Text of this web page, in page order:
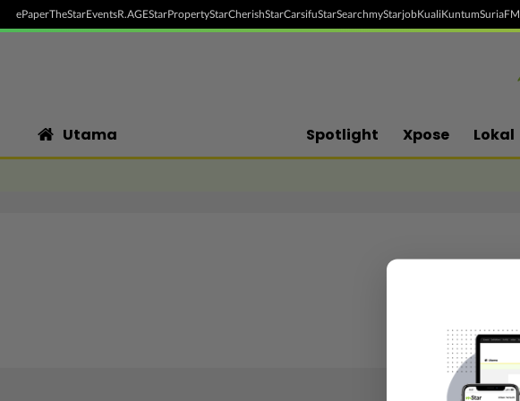
ePaperTheStarEventsR.AGEStarPropertyStarCherishStarCarsifuStarSearchmyStarjobKualiKuntumSuriaFM
Utama Spotlight Xpose Lokal